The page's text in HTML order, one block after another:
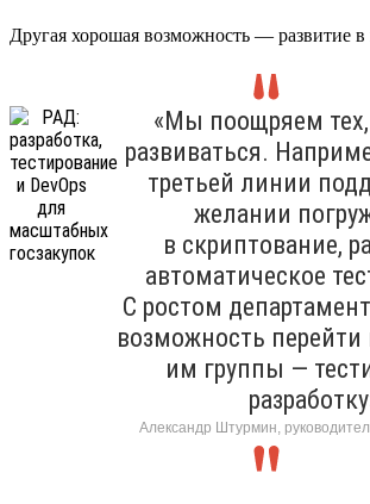
Другая хорошая возможность — развитие в
«Мы поощряем тех,
развиваться.
третьей линии
желании
в скриптование,
автоматическое
С ростом
возможность перейти
им группы —
Александр Штурмин,